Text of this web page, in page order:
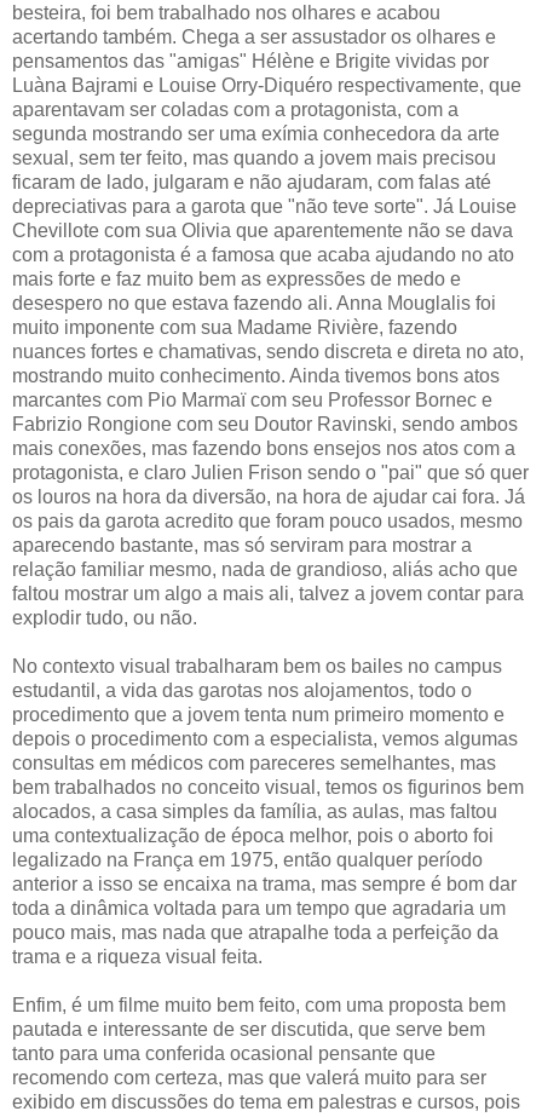
besteira, foi bem trabalhado nos olhares e acabou
acertando também. Chega a ser assustador os olhares e
pensamentos das "amigas" Hélène e Brigite vividas por
Luàna Bajrami e Louise Orry-Diquéro respectivamente, que
aparentavam ser coladas com a protagonista, com a
segunda mostrando ser uma exímia conhecedora da arte
sexual, sem ter feito, mas quando a jovem mais precisou
ficaram de lado, julgaram e não ajudaram, com falas até
depreciativas para a garota que "não teve sorte". Já Louise
Chevillote com sua Olivia que aparentemente não se dava
com a protagonista é a famosa que acaba ajudando no ato
mais forte e faz muito bem as expressões de medo e
desespero no que estava fazendo ali. Anna Mouglalis foi
muito imponente com sua Madame Rivière, fazendo
nuances fortes e chamativas, sendo discreta e direta no ato,
mostrando muito conhecimento. Ainda tivemos bons atos
marcantes com Pio Marmaï com seu Professor Bornec e
Fabrizio Rongione com seu Doutor Ravinski, sendo ambos
mais conexões, mas fazendo bons ensejos nos atos com a
protagonista, e claro Julien Frison sendo o "pai" que só quer
os louros na hora da diversão, na hora de ajudar cai fora. Já
os pais da garota acredito que foram pouco usados, mesmo
aparecendo bastante, mas só serviram para mostrar a
relação familiar mesmo, nada de grandioso, aliás acho que
faltou mostrar um algo a mais ali, talvez a jovem contar para
explodir tudo, ou não.
No contexto visual trabalharam bem os bailes no campus
estudantil, a vida das garotas nos alojamentos, todo o
procedimento que a jovem tenta num primeiro momento e
depois o procedimento com a especialista, vemos algumas
consultas em médicos com pareceres semelhantes, mas
bem trabalhados no conceito visual, temos os figurinos bem
alocados, a casa simples da família, as aulas, mas faltou
uma contextualização de época melhor, pois o aborto foi
legalizado na França em 1975, então qualquer período
anterior a isso se encaixa na trama, mas sempre é bom dar
toda a dinâmica voltada para um tempo que agradaria um
pouco mais, mas nada que atrapalhe toda a perfeição da
trama e a riqueza visual feita.
Enfim, é um filme muito bem feito, com uma proposta bem
pautada e interessante de ser discutida, que serve bem
tanto para uma conferida ocasional pensante que
recomendo com certeza, mas que valerá muito para ser
exibido em discussões do tema em palestras e cursos, pois